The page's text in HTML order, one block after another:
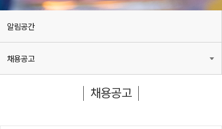
알림공간
채용공고
채용공고